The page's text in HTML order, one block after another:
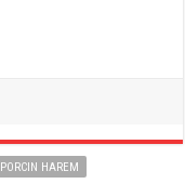
PORCIN HAREM